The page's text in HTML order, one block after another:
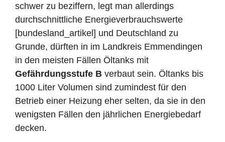
schwer zu beziffern, legt man allerdings
durchschnittliche Energieverbrauchswerte
[bundesland_artikel] und Deutschland zu
Grunde, dürften in im Landkreis Emmendingen
in den meisten Fällen Öltanks mit
Gefährdungsstufe B verbaut sein. Öltanks bis
1000 Liter Volumen sind zumindest für den
Betrieb einer Heizung eher selten, da sie in den
wenigsten Fällen den jährlichen Energiebedarf
decken.